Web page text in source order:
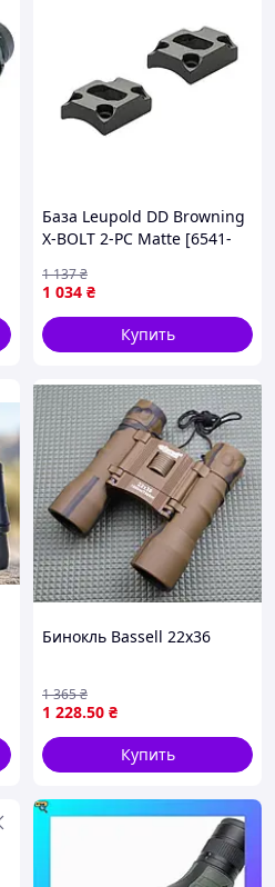
База Leupold DD Browning
X-BOLT 2-PC Matte [6541-
1 034 ₴
1 137₴
Купить
Бинокль Bassell 22х36
1 228.50 ₴
1 365₴
Купить